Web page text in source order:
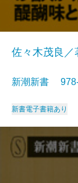
佐々木茂良／
新潮新書
新書電子書籍あり